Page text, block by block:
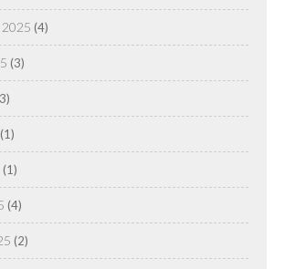
(4)
(3)
(1)
(1)
(4)
(2)